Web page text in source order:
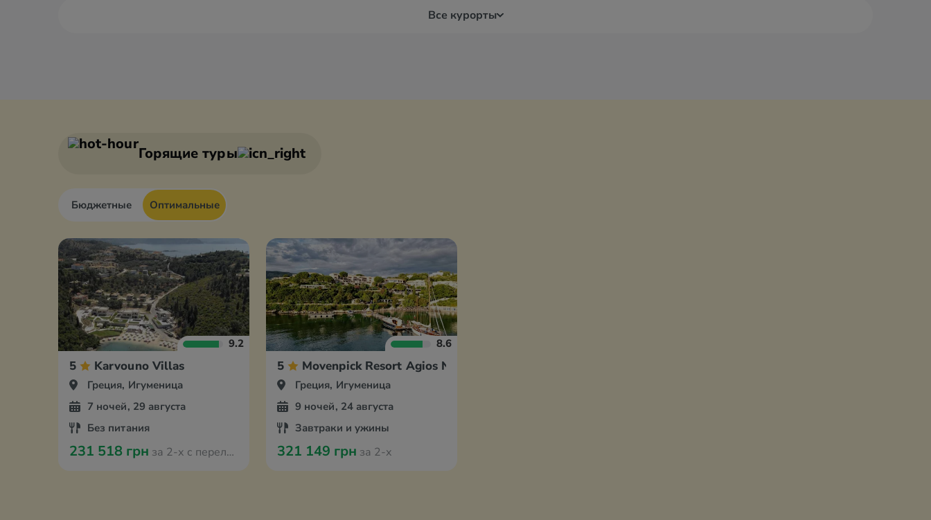
Все курорты
Горящие туры
Бюджетные Оптимальные
9.2
5 Karvouno Villas
Греция, Игуменица
7 ночей, 29 августа
Без питания
231 518 грн за 2-х с перелётом из Кишинева
8.6
5 Movenpick Resort Agios Nikolaos Sivota
Греция, Игуменица
9 ночей, 24 августа
Завтраки и ужины
321 149 грн за 2-х